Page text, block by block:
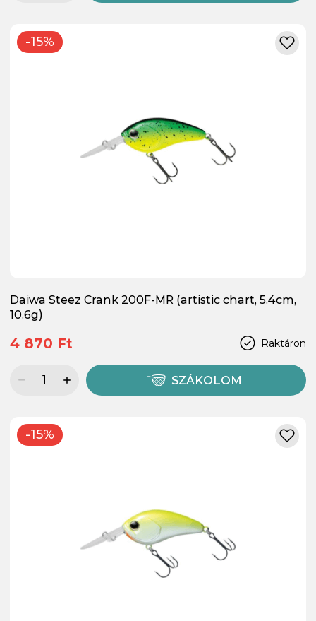
-15%
Daiwa Steez Crank 200F-MR (artistic chart, 5.4cm,
10.6g)
Raktáron
4 870 Ft
SZÁKOLOM
-15%